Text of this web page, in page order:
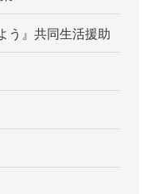
う』共同生活援助